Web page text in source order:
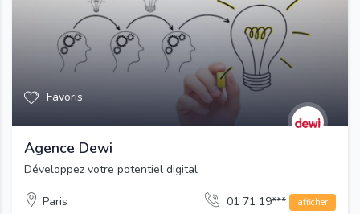
Favoris
Agence Dewi
Développez votre potentiel digital
Paris 01 71 19*** afficher